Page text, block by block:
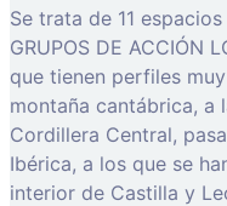
Se trata de 11
GRUPOS DE ACCIÓN
que tienen perfiles
montaña cantábrica, a
Cordillera Central,
Ibérica, a los que se
interior de Castilla y